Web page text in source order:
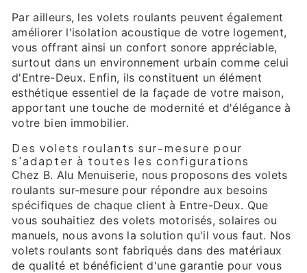
Par ailleurs, les volets roulants peuvent également
améliorer l'isolation acoustique de votre logement,
vous offrant ainsi un confort sonore appréciable,
surtout dans un environnement urbain comme celui
d'Entre-Deux. Enfin, ils constituent un élément
esthétique essentiel de la façade de votre maison,
apportant une touche de modernité et d'élégance à
votre bien immobilier.
Des volets roulants sur-mesure pour
s'adapter à toutes les configurations
Chez B. Alu Menuiserie, nous proposons des volets
roulants sur-mesure pour répondre aux besoins
spécifiques de chaque client à Entre-Deux. Que
vous souhaitiez des volets motorisés, solaires ou
manuels, nous avons la solution qu'il vous faut. Nos
volets roulants sont fabriqués dans des matériaux
de qualité et bénéficient d'une garantie pour vous